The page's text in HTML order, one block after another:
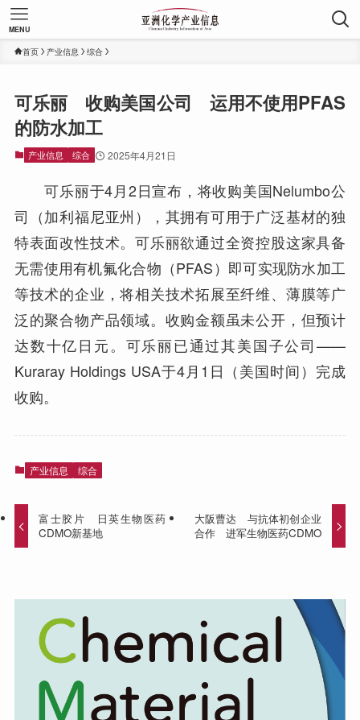
MENU
首页 产业信息 综合
可乐丽 收购美国公司 运用不使用PFAS
的防水加工
产业信息 综合 2025年4月21日
可乐丽于4月2日宣布，将收购美国Nelumbo公
司（加利福尼亚州），其拥有可用于广泛基材的独
特表面改性技术。可乐丽欲通过全资控股这家具备
无需使用有机氟化合物（PFAS）即可实现防水加工
等技术的企业，将相关技术拓展至纤维、薄膜等广
泛的聚合物产品领域。收购金额虽未公开，但预计
达数十亿日元。可乐丽已通过其美国子公司——
Kuraray Holdings USA于4月1日（美国时间）完成
收购。
产业信息 综合
富士胶片 日英生物医药
CDMO新基地
大阪曹达 与抗体初创企业
合作 进军生物医药CDMO